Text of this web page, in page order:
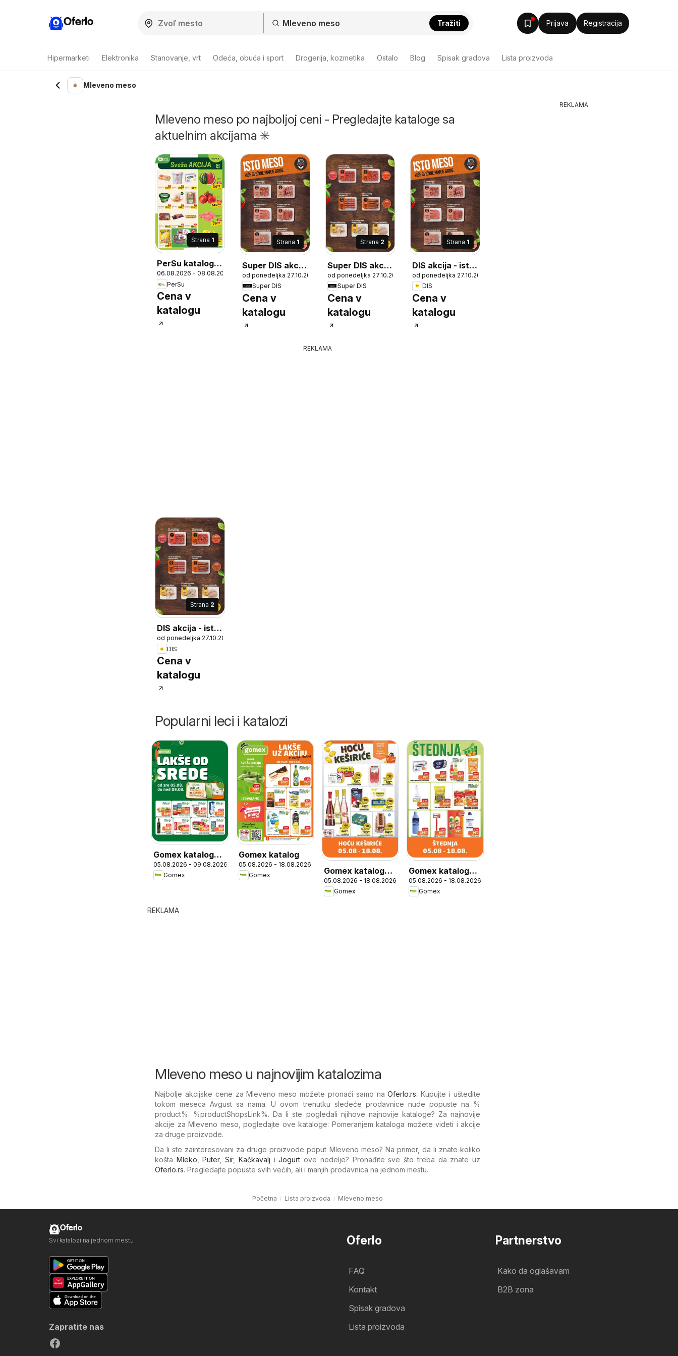
Oferlo Tražiti Prijava Registracija
Hipermarketi Elektronika Stanovanje, vrt Odeća, obuća i sport Drogerija, kozmetika Ostalo Blog Spisak gradova Lista proizvoda
Mleveno meso
Mleveno meso po najboljoj ceni - Pregledajte kataloge sa
aktuelnim akcijama ✳️
Strana 1
PerSu katalog
Sveža akcija
06.08.2026 - 08.08.2026
PerSu
Cena v
katalogu
Strana 1
Super DIS akcija
- isto meso
od ponedeljka 27.10.2025
Super DIS
Cena v
katalogu
Strana 2
Super DIS akcija
- isto meso
od ponedeljka 27.10.2025
Super DIS
Cena v
katalogu
Strana 1
DIS akcija - isto
meso
od ponedeljka 27.10.2025
DIS
Cena v
katalogu
REKLAMA
Strana 2
DIS akcija - isto
meso
od ponedeljka 27.10.2025
DIS
Cena v
katalogu
Popularni leci i katalozi
Gomex katalog
Lakše od srede
05.08.2026 - 09.08.2026
Gomex
Gomex katalog
05.08.2026 - 18.08.2026
Gomex
Gomex katalog
Hoću keširiće
05.08.2026 - 18.08.2026
Gomex
Gomex katalog
Štednja
05.08.2026 - 18.08.2026
Gomex
REKLAMA
Mleveno meso u najnovijim katalozima
Najbolje akcijske cene za Mleveno meso možete pronaći samo naOferlo.rs. Kupujte i uštedite
tokom meseca Avgust sa nama. U ovom trenutku sledeće prodavnice nude popuste na %​
product%: %​productShopsLink%. Da li ste pogledali njihove najnovije kataloge? Za najnovije
akcije za Mleveno meso, pogledajte ove kataloge: Pomeranjem kataloga možete videti i akcije
za druge proizvode.
Da li ste zainteresovani za druge proizvode poput Mleveno meso? Na primer, da li znate koliko
košta Mleko ,Puter,Sir, Kačkavalj iJogurt ove nedelje? Pronađite sve što treba da znate uz
Oferlo.rs. Pregledajte popuste svih većih, ali i manjih prodavnica na jednom mestu.
Početna Lista proizvoda Mleveno meso
REKLAMA
Oferlo
FAQ
Kontakt
Spisak gradova
Lista proizvoda
Partnerstvo
Kako da oglašavam
B2B zona
Oferlo
Svi katalozi na jednom mestu
Zapratite nas